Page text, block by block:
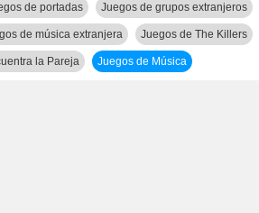
de portadas Juegos de grupos extranjeros
de música extranjera Juegos de The Killers
la Pareja Juegos de Música